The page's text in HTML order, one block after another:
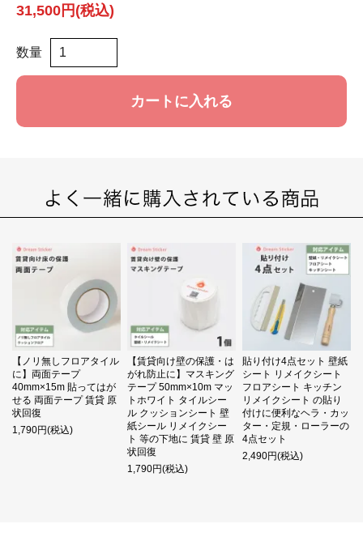
31,500円(税込)
数量
カートに入れる
【ノリ無しフロアタイル
に】両面テープ
40mm×15m 貼ってはが
せる 両面テープ 賃貸 原
状回復
1,790円(税込)
【賃貸向け壁の保護・は
がれ防止に】マスキング
テープ 50mm×10m マッ
トホワイト タイルシー
ル クッションシート 壁
紙シール リメイクシー
ト 等の下地に 賃貸 壁 原
状回復
1,790円(税込)
貼り付け4点セット 壁紙
シート リメイクシート
フロアシート キッチン
リメイクシート の貼り
付けに便利なヘラ・カッ
ター・定規・ローラーの
4点セット
2,490円(税込)